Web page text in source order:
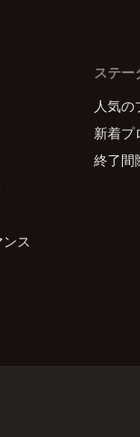
ス
ステー
人気の
新着プ
終了間